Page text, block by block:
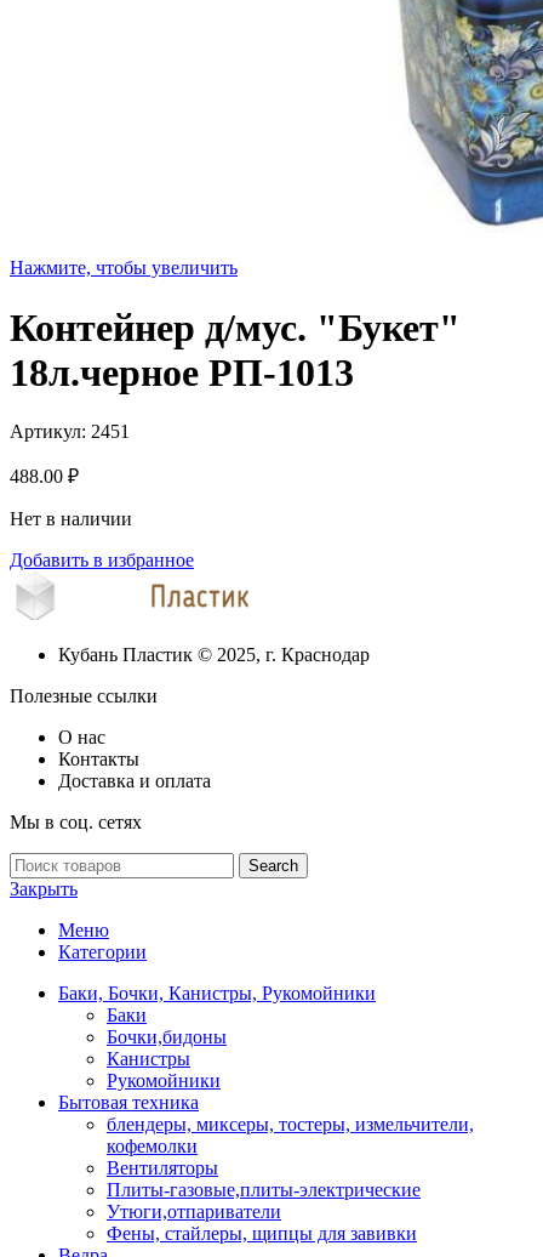
Нажмите, чтобы увеличить
Контейнер д/мус. "Букет"
18л.черное РП-1013
Артикул: 2451
488.00 ₽
Нет в наличии
Добавить в избранное
Кубань Пластик © 2025, г. Краснодар
Полезные ссылки
О нас
Контакты
Доставка и оплата
Мы в соц. сетях
Search
Закрыть
Меню
Категории
Баки, Бочки, Канистры, Рукомойники
Баки
Бочки,бидоны
Канистры
Рукомойники
Бытовая техника
блендеры, миксеры, тостеры, измельчители,
кофемолки
Вентиляторы
Плиты-газовые,плиты-электрические
Утюги,отпариватели
Фены, стайлеры, щипцы для завивки